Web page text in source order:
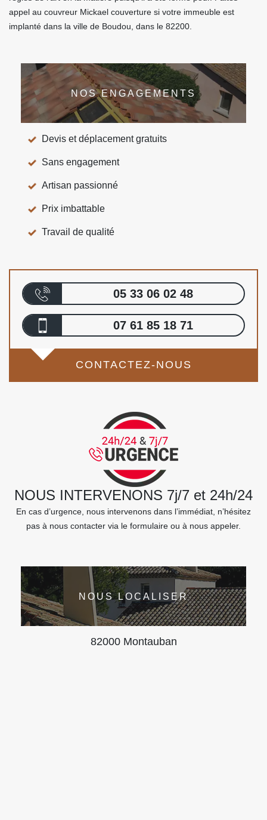
appel au couvreur Mickael couverture si votre immeuble est
implanté dans la ville de Boudou, dans le 82200.
NOS ENGAGEMENTS
Devis et déplacement gratuits
Sans engagement
Artisan passionné
Prix imbattable
Travail de qualité
05 33 06 02 48
07 61 85 18 71
CONTACTEZ-NOUS
NOUS INTERVENONS 7j/7 et 24h/24
En cas d’urgence, nous intervenons dans l’immédiat, n’hésitez
pas à nous contacter via le formulaire ou à nous appeler.
NOUS LOCALISER
82000 Montauban